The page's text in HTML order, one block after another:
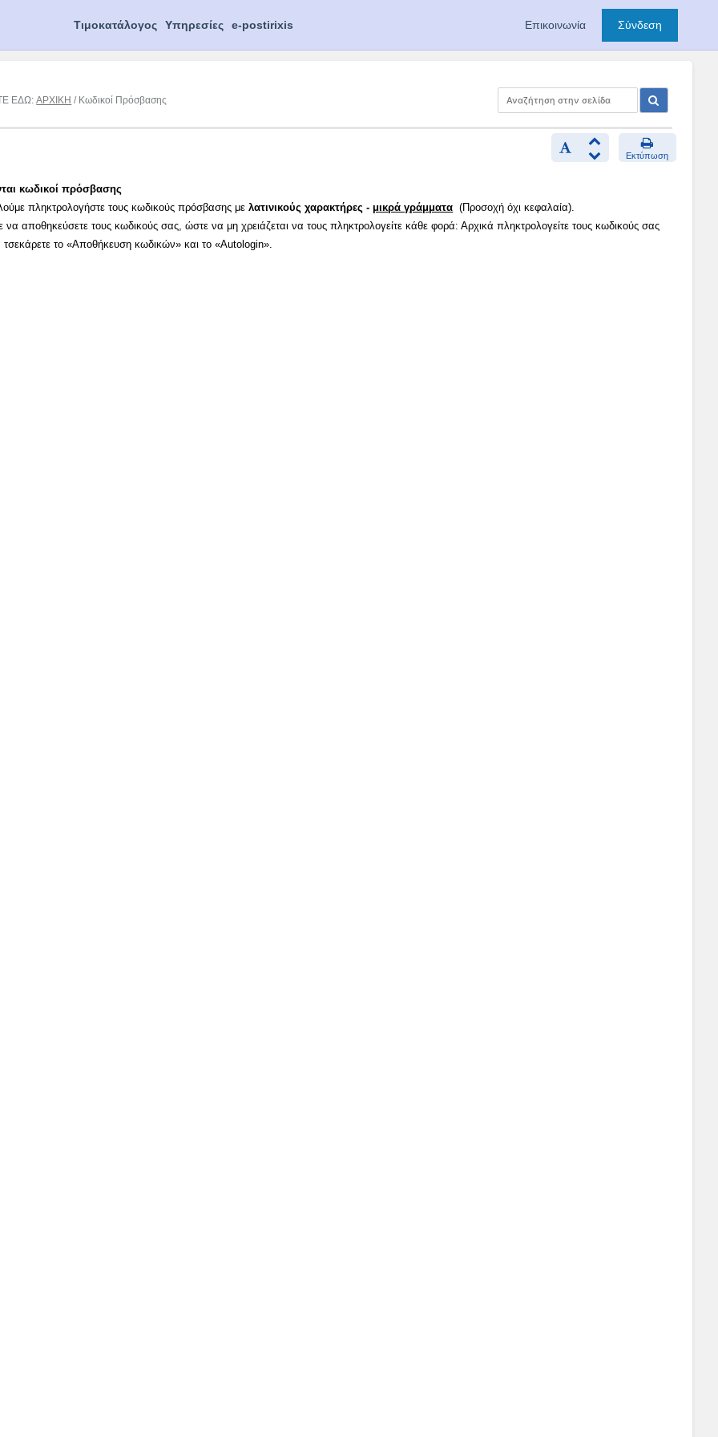
Τιμοκατάλογος Υπηρεσίες e-postirixis Επικοινωνία Σύνδεση
ΕΔΩ:ΑΡΧΙΚΗ / Κωδικοί Πρόσβασης
Εκτύπωση
κωδικοί πρόσβασης
πληκτρολογήστε τους κωδικούς πρόσβασης μελατινικούς χαρακτήρες - μικρά γράμματα (Προσοχή όχι κεφαλαία).
να αποθηκεύσετε τους κωδικούς σας, ώστε να μη χρειάζεται να τους πληκτρολογείτε κάθε φορά: Αρχικά πληκτρολογείτε τους κωδικούς σας
τσεκάρετε το «Αποθήκευση κωδικών» και το «Autologin».